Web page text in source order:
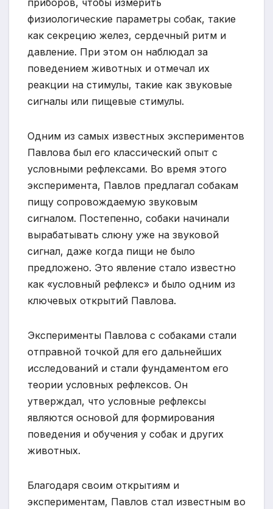
приборов, чтобы измерить
физиологические параметры собак, такие
как секрецию желез, сердечный ритм и
давление. При этом он наблюдал за
поведением животных и отмечал их
реакции на стимулы, такие как звуковые
сигналы или пищевые стимулы.
Одним из самых известных экспериментов
Павлова был его классический опыт с
условными рефлексами. Во время этого
эксперимента, Павлов предлагал собакам
пищу сопровождаемую звуковым
сигналом. Постепенно, собаки начинали
вырабатывать слюну уже на звуковой
сигнал, даже когда пищи не было
предложено. Это явление стало известно
как «условный рефлекс» и было одним из
ключевых открытий Павлова.
Эксперименты Павлова с собаками стали
отправной точкой для его дальнейших
исследований и стали фундаментом его
теории условных рефлексов. Он
утверждал, что условные рефлексы
являются основой для формирования
поведения и обучения у собак и других
животных.
Благодаря своим открытиям и
экспериментам, Павлов стал известным во